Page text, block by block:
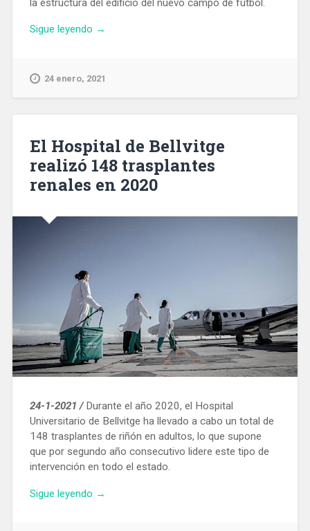
Sigue leyendo «Entra
un
barrio
Baró
de
→
24 enero, 2021
El Hospital de Bellvitge
realizó 148 trasplantes
renales en 2020
24-1-2021 /Durante el año 2020, el Hospital
Universitario de Bellvitge ha llevado a cabo un total de
148 trasplantes de riñón en adultos, lo que supone
que por segundo año consecutivo lidere este tipo de
intervención en todo el estado.
Sigue leyendo «El
→